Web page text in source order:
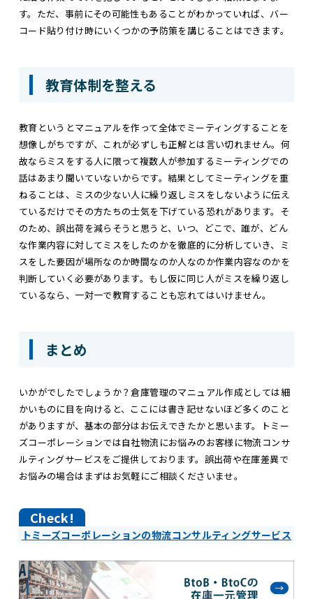
す。ただ、事前にその可能性もあることがわかっていれば、バー
コード貼り付け時にいくつかの予防策を講じることはできます。
教育体制を整える
教育というとマニュアルを作って全体でミーティングすることを
想像しがちですが、これが必ずしも正解とは言い切れません。何
故ならミスをする人に限って複数人が参加するミーティングでの
話はあまり聞いていないからです。結果としてミーティングを重
ねることは、ミスの少ない人に繰り返しミスをしないように伝え
ているだけでその方たちの士気を下げている恐れがあります。そ
のため、誤出荷を減らそうと思うと、いつ、どこで、誰が、どん
な作業内容に対してミスをしたのかを徹底的に分析していき、ミ
スをした要因が場所なのか時間なのか人なのか作業内容なのかを
判断していく必要があります。もし仮に同じ人がミスを繰り返し
ているなら、一対一で教育することも忘れてはいけません。
まとめ
いかがでしたでしょうか？倉庫管理のマニュアル作成としては細
かいものに目を向けると、ここには書き記せないほど多くのこと
がありますが、基本の部分はお伝えできたかと思います。トミー
ズコーポレーションでは自社物流にお悩みのお客様に物流コンサ
ルティングサービスをご提供しております。誤出荷や在庫差異で
お悩みの場合はまずはお気軽にご相談くださいませ。
トミーズコーポレーションの物流コンサルティングサービス